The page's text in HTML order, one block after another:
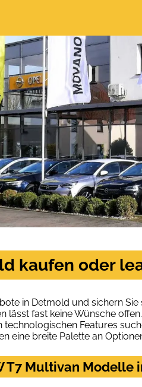
kaufen oder
in Detmold und sichern
lässt fast keine Wünsche offen.
Features
eine breite Palette an
T7 Multivan